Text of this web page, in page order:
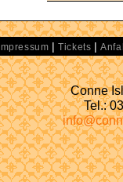
Impressum |Tickets |
Conne
Tel.: